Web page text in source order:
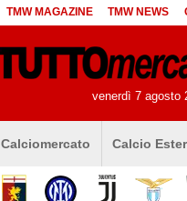
TMW MAGAZINE TMW NEWS
venerdì 7 agosto
Calciomercato Calcio